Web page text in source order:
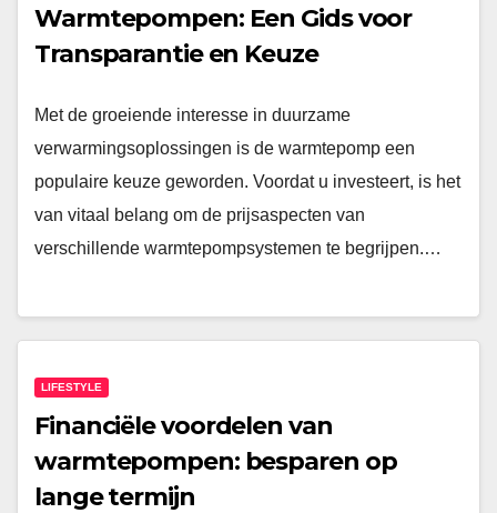
Warmtepompen: Een Gids voor
Transparantie en Keuze
Met de groeiende interesse in duurzame
verwarmingsoplossingen is de warmtepomp een
populaire keuze geworden. Voordat u investeert, is het
van vitaal belang om de prijsaspecten van
verschillende warmtepompsystemen te begrijpen.…
LIFESTYLE
Financiële voordelen van
warmtepompen: besparen op
lange termijn